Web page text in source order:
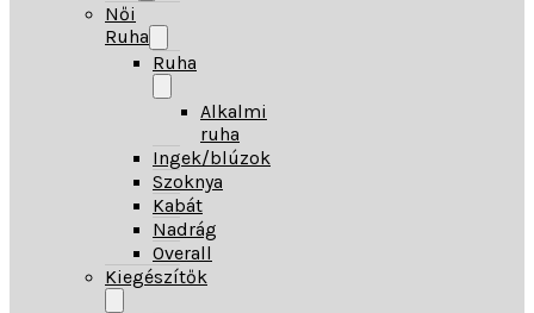
Női
Ruha
Ruha
Alkalmi
ruha
Ingek/blúzok
Szoknya
Kabát
Nadrág
Overall
Kiegészítők